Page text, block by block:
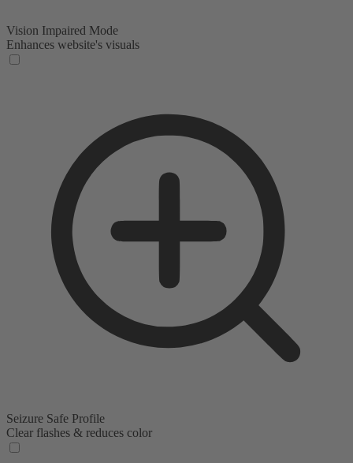
Vision Impaired Mode
Enhances website's visuals
Seizure Safe Profile
Clear flashes & reduces color